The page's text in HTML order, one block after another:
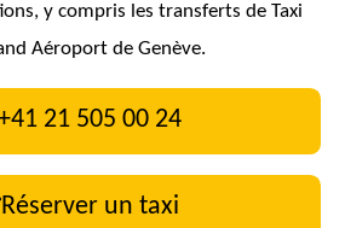
y compris les transferts de Taxi
Aéroport de Genève.
21 505 00 24
Réserver un taxi